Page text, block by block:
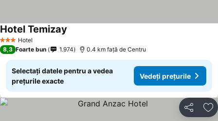
3 SteleHotel
Hotel Temizay
8,3 Foarte bun 1.974 0.4 km faţă de Centru
Selectați datele pentru a vedea
prețurile exacte
Vedeți prețurile
Distribuiți